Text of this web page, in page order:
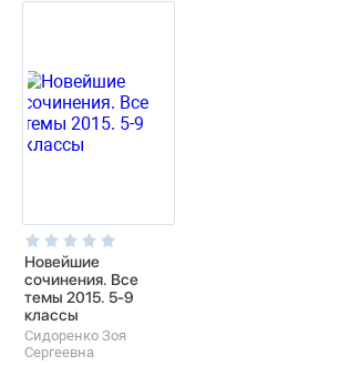
Новейшие
сочинения. Все
темы 2015. 5-9
классы
Сидоренко Зоя
Сергеевна